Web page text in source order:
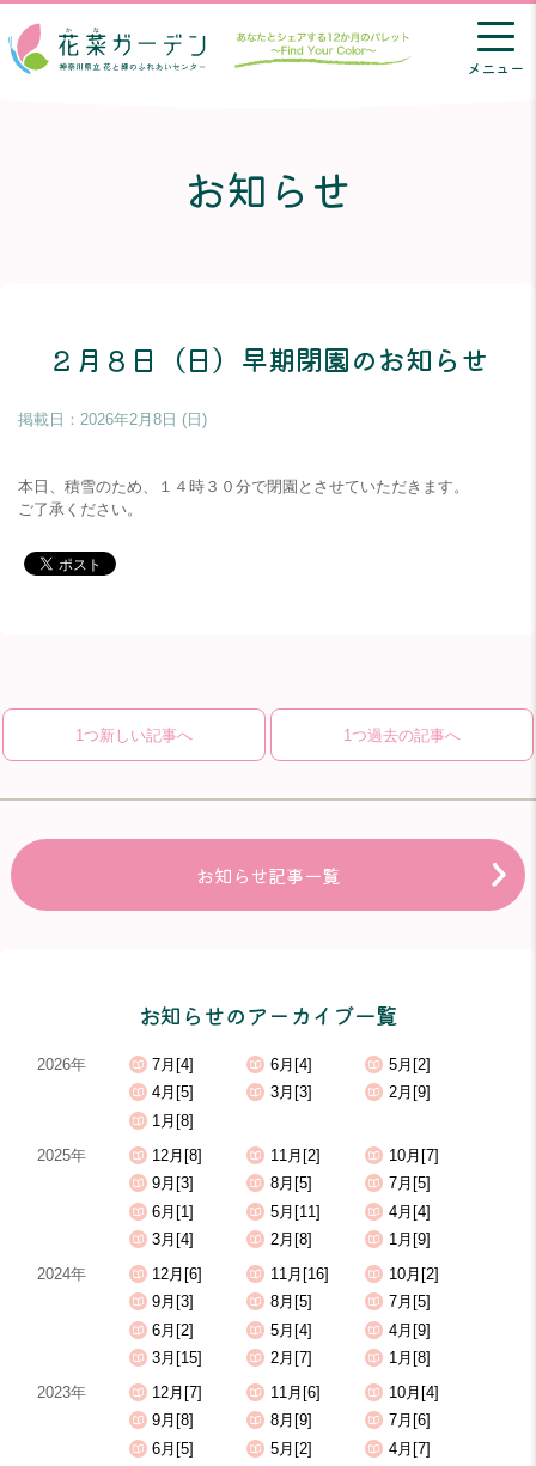
メニュー
お知らせ
２月８日（日）早期閉園のお知らせ
掲載日：2026年2月8日 (日)
本日、積雪のため、１４時３０分で閉園とさせていただきます。
ご了承ください。
1つ新しい記事へ 1つ過去の記事へ
お知らせ記事一覧
お知らせのアーカイブ一覧
2026年 7月[4] 6月[4]
5月[2]
4月[5]
3月[3]
2月[9]
1月[8]
2025年
12月[8] 11月[2]
10月[7]
9月[3]
8月[5]
7月[5]
6月[1]
5月[11]
4月[4]
3月[4]
2月[8]
1月[9]
2024年
12月[6] 11月[16]
10月[2]
9月[3]
8月[5]
7月[5]
6月[2]
5月[4]
4月[9]
3月[15]
2月[7]
1月[8]
2023年
12月[7] 11月[6]
10月[4]
9月[8]
8月[9]
7月[6]
6月[5]
5月[2]
4月[7]